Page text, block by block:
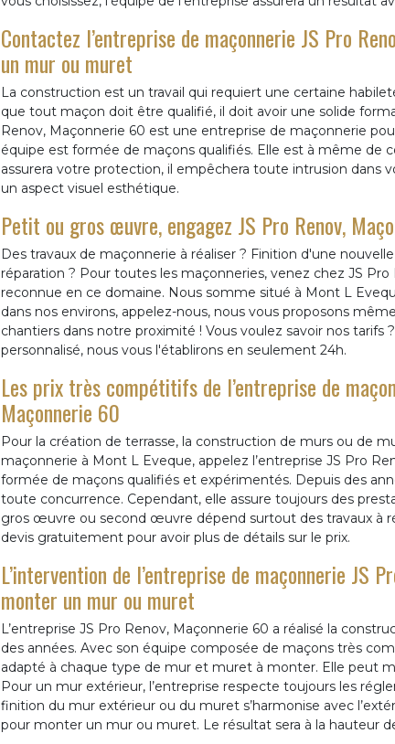
Contactez l’entreprise de maçonnerie JS Pro
un mur ou muret
La construction est un travail qui requiert une certaine
que tout maçon doit être qualifié, il doit avoir une solide
Renov, Maçonnerie 60 est une entreprise de maçonnerie
équipe est formée de maçons qualifiés. Elle est à même de
assurera votre protection, il empêchera toute intrusion dans
un aspect visuel esthétique.
Petit ou gros œuvre, engagez JS Pro Renov,
Des travaux de maçonnerie à réaliser ? Finition d'une
réparation ? Pour toutes les maçonneries, venez chez JS
reconnue en ce domaine. Nous somme situé à Mont L
dans nos environs, appelez-nous, nous vous proposons
chantiers dans notre proximité ! Vous voulez savoir nos tarifs
personnalisé, nous vous l'établirons en seulement 24h.
Les prix très compétitifs de l’entreprise de
Maçonnerie 60
Pour la création de terrasse, la construction de murs ou de
maçonnerie à Mont L Eveque, appelez l’entreprise JS Pro
formée de maçons qualifiés et expérimentés. Depuis des
toute concurrence. Cependant, elle assure toujours des
gros œuvre ou second œuvre dépend surtout des travaux à
devis gratuitement pour avoir plus de détails sur le prix.
L’intervention de l’entreprise de maçonnerie JS
monter un mur ou muret
L’entreprise JS Pro Renov, Maçonnerie 60 a réalisé la
des années. Avec son équipe composée de maçons très
adapté à chaque type de mur et muret à monter. Elle peut
Pour un mur extérieur, l’entreprise respecte toujours les
finition du mur extérieur ou du muret s’harmonise avec
pour monter un mur ou muret. Le résultat sera à la hauteur